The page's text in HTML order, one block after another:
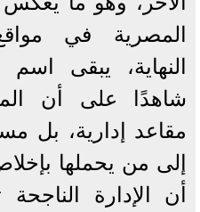
المصرية في
النهاية، يبقى
شاهدًا على أن
مقاعد إدارية، بل
إلى من يحملها
أن الإدارة الناجحة